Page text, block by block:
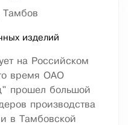
Тамбов
изделий
на Российском
время ОАО
прошел большой
производства
в Тамбовской